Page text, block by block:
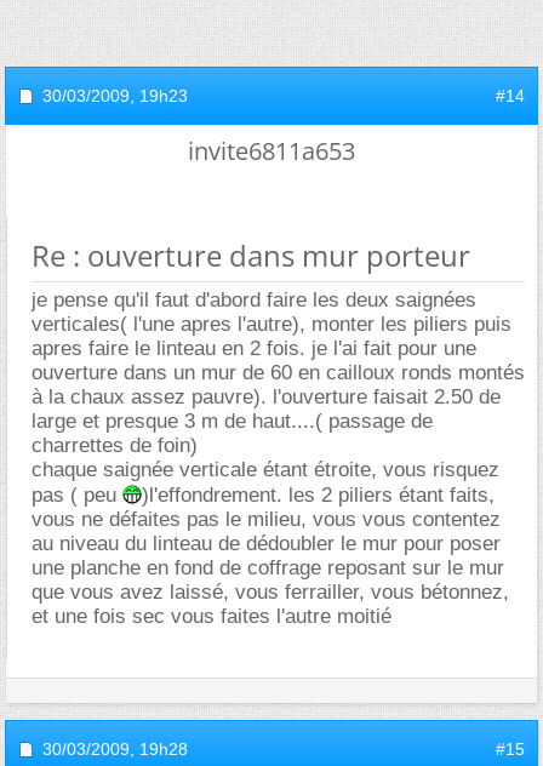
30/03/2009, 19h23 #14
invite6811a653
Re : ouverture dans mur porteur
je pense qu'il faut d'abord faire les deux saignées
verticales( l'une apres l'autre), monter les piliers puis
apres faire le linteau en 2 fois. je l'ai fait pour une
ouverture dans un mur de 60 en cailloux ronds montés
à la chaux assez pauvre). l'ouverture faisait 2.50 de
large et presque 3 m de haut....( passage de
charrettes de foin)
chaque saignée verticale étant étroite, vous risquez
pas ( peu
)l'effondrement. les 2 piliers étant faits,
vous ne défaites pas le milieu, vous vous contentez
au niveau du linteau de dédoubler le mur pour poser
une planche en fond de coffrage reposant sur le mur
que vous avez laissé, vous ferrailler, vous bétonnez,
et une fois sec vous faites l'autre moitié
30/03/2009, 19h28 #15